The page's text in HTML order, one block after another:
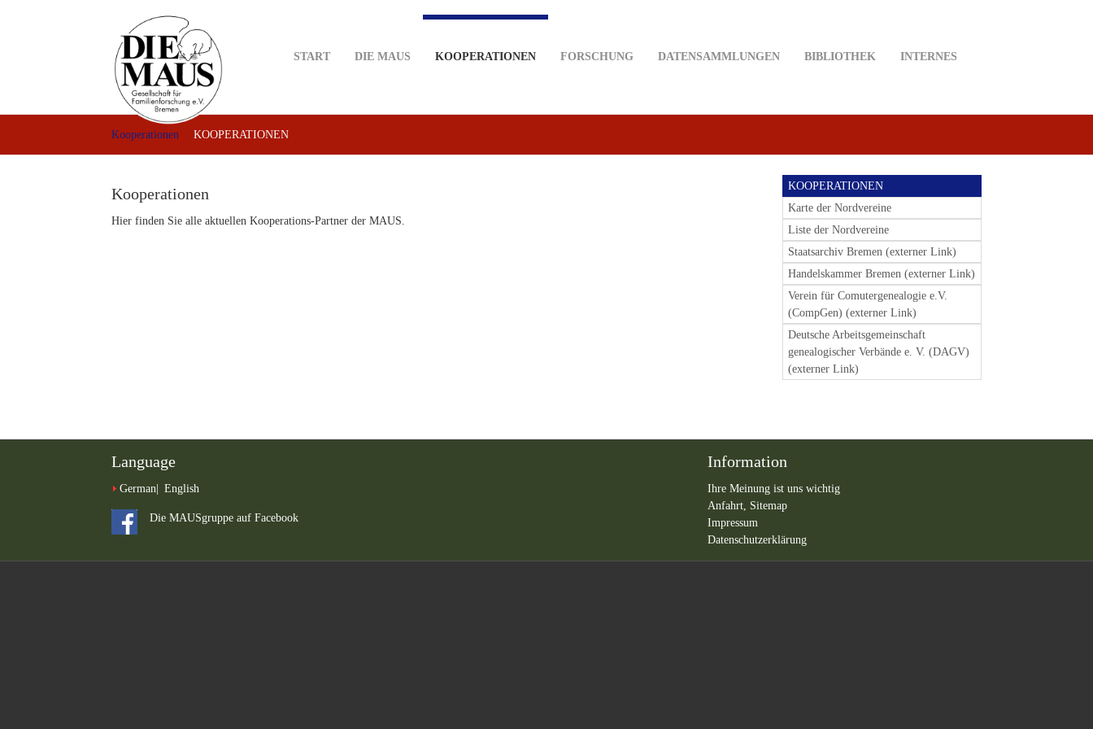
START DIE MAUS KOOPERATIONEN FORSCHUNG DATENSAMMLUNGEN BIBLIOTHEK INTERNES
Kooperationen KOOPERATIONEN
Kooperationen
Hier finden Sie alle aktuellen Kooperations-Partner der MAUS.
KOOPERATIONEN
Karte der Nordvereine
Liste der Nordvereine
Staatsarchiv Bremen (externer Link)
Handelskammer Bremen (externer Link)
Verein für Comutergenealogie e.V.
(CompGen) (externer Link)
Deutsche Arbeitsgemeinschaft
genealogischer Verbände e. V. (DAGV)
(externer Link)
Language
German English
Die MAUSgruppe auf Facebook
Information
Ihre Meinung ist uns wichtig
Anfahrt, Sitemap
Impressum
Datenschutzerklärung